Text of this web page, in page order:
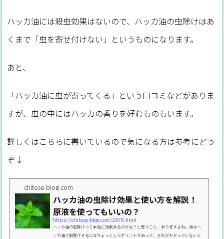
ハッカ油には殺虫効果はないので、ハッカ油の虫除けはあ
くまで「虫を寄せ付けない」というものになります。
あと、
「ハッカ油に虫が寄ってくる」という口コミなどがありま
すが、虫の中にはハッカの香りを好むものもいます。
詳しくはこちらに書いているので気になる方は参考にどう
ぞ↓
chitose-blog.com
ハッカ油の虫除け効果と使い方を解説！
原液を使ってもいいの？
https://chitose-blog.com/2678.html
ハッカ油の虫除けって本当に効果あるのかな？と思うこと、ありますよね。実はハ
ッカ油で虫除けするにはちょっとしたポイントがあって、それがわかっていないと